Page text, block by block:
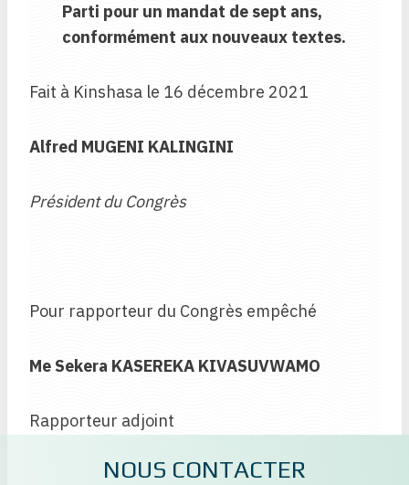
Parti pour un mandat de sept ans,
conformément aux nouveaux textes.
Fait à Kinshasa le 16 décembre 2021
Alfred MUGENI KALINGINI
Président du Congrès
Pour rapporteur du Congrès empêché
Me Sekera KASEREKA KIVASUVWAMO
Rapporteur adjoint
NOUS CONTACTER